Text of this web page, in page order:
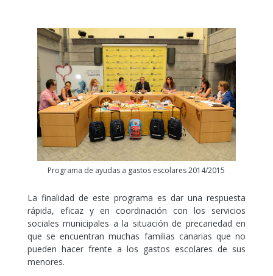
Programa de ayudas a gastos escolares 2014/2015​​
La finalidad de este programa es dar una respuesta
rápida, eficaz y en coordinación con los servicios
sociales municipales a la situación de precariedad en
que se encuentran muchas familias canarias que no
pueden hacer frente a los gastos escolares de sus
menores.